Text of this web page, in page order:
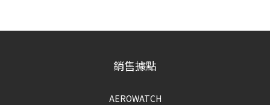
銷售據點
AEROWATCH